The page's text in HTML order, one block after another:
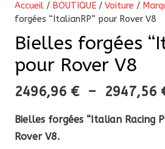
Accueil / BOUTIQUE / Voiture /
forgées “ItalianRP” pour Rover V8
Bielles forgées
pour Rover V8
2496,96 € – 2947,56
Bielles forgées “Italian Racing
Rover V8.